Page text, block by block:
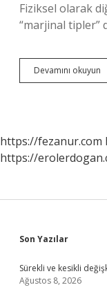
Fiziksel olarak
“marjinal tipler”
Devamını okuyun
https://fezanur.com
https://
Sidebar
Son Yazılar
Sürekli ve kesikli
Ağustos 8, 2026